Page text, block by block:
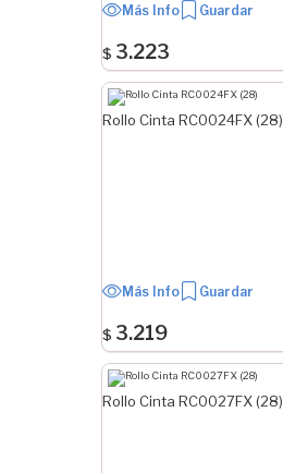
Más Info Guardar
$ 3.223
Rollo Cinta RC0024FX (28)
Más Info Guardar
$ 3.219
Rollo Cinta RC0027FX (28)